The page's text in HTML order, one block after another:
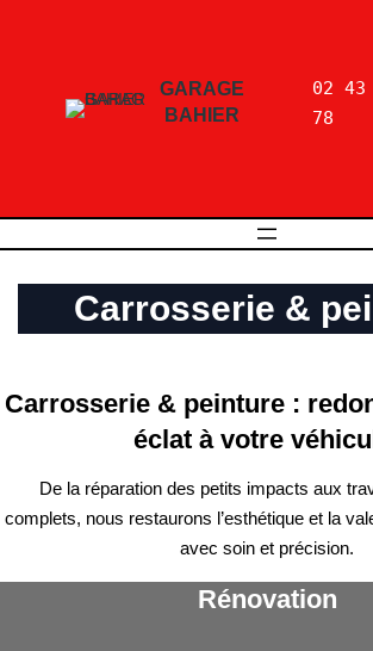
GARAGE
BAHIER
02 43
78
Carrosserie &
Carrosserie & peinture :
éclat à votre
De la réparation des petits impacts aux
complets, nous restaurons l’esthétique et la
avec soin et précision.
Rénovation